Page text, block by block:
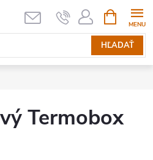
HĽADAŤ
KOŠÍK
Termobox